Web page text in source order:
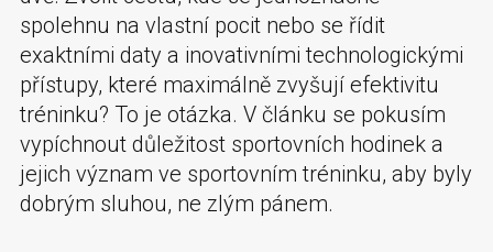
spolehnu na vlastní pocit nebo se řídit
exaktními daty a inovativními technologickými
přístupy, které maximálně zvyšují efektivitu
tréninku? To je otázka. V článku se pokusím
vypíchnout důležitost sportovních hodinek a
jejich význam ve sportovním tréninku, aby byly
dobrým sluhou, ne zlým pánem.